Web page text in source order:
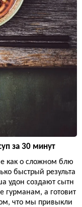
за 30 минут
как о сложном блю
быстрый результа
удон создают сытн
гурманам, а готовит
что мы привыкли